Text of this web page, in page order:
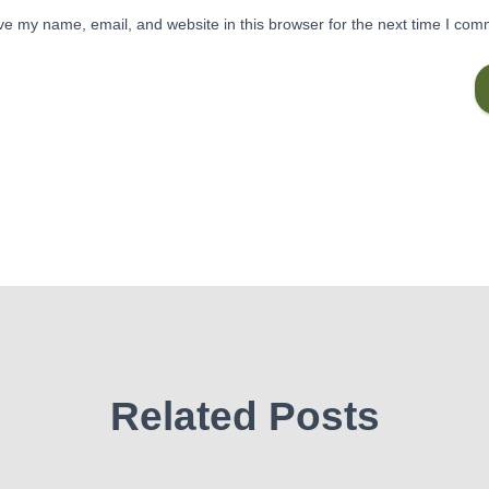
my name, email, and website in this browser for the next time I
Related Posts